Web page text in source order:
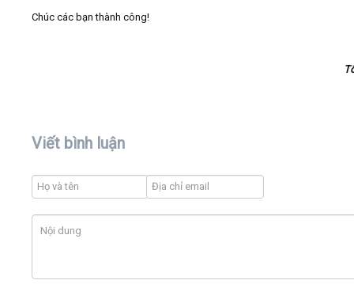
Chúc các bạn thành công!
Viết bình luận